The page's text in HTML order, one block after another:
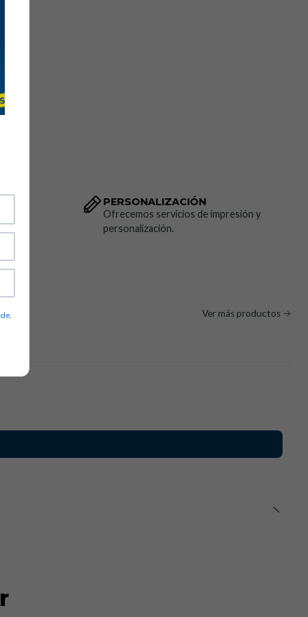
PERSONALIZACIÓN
Ofrecemos servicios de impresión y
personalización.
Ver más productos
.